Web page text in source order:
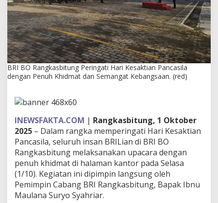
a
t
i
H
a
r
i
K
e
k
i
a
n
P
a
n
c
s
i
BRI BO Rangkasbitung Peringati Hari Kesaktian Pancasila
dengan Penuh Khidmat dan Semangat Kebangsaan. (red)
INEWSFAKTA.COM | Rangkasbitung, 1 Oktober
2025 – Dalam rangka memperingati Hari Kesaktian
Pancasila, seluruh insan BRILian di BRI BO
Rangkasbitung melaksanakan upacara dengan
penuh khidmat di halaman kantor pada Selasa
(1/10). Kegiatan ini dipimpin langsung oleh
Pemimpin Cabang BRI Rangkasbitung, Bapak Ibnu
Maulana Suryo Syahriar.